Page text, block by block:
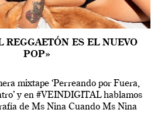
REGGAETÓN ES EL NUEVO
POP»
mixtape ‘Perreando por Fuera,
y en #VEINDIGITAL hablamos
de Ms Nina Cuando Ms Nina